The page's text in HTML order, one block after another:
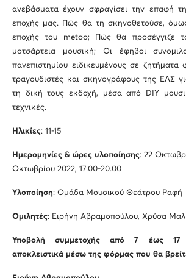
ανεβάσματα έχουν σφραγίσει την επαφή
εποχής μας. Πώς θα τη σκηνοθετούσε,
εποχής του metoo; Πώς θα προσέγγιζε
μοτσάρτεια μουσική; Οι έφηβοι
πανεπιστημίου ειδικευμένους σε ζητήματα
τραγουδιστές και σκηνογράφoυς της ΕΛΣ
τη δική τους εκδοχή, μέσα από DIY
τεχνικές.
Ηλικίες: 11-15
Ημερομηνίες & ώρες υλοποίησης: 22
Οκτωβρίου 2022, 17.00-20.00
Υλοποίηση: Ομάδα Μουσικού Θεάτρου Ραφή
Ομιλητές: Ειρήνη Αβραμοπούλου, Χρύσα
Υποβολή συμμετοχής από 7 έως 17
αποκλειστικά μέσω της φόρμας που θα